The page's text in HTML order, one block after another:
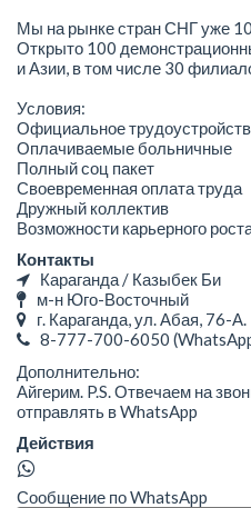
Мы на рынке стран СНГ уже
Открыто 100
и Азии, в том числе 30
Условия:
Официальное
Оплачиваемые больничные
Полный соц пакет
Своевременная оплата труда
Дружный коллектив
Возможности карьерного
Контакты
Караганда / Казыбек Би
м-н Юго-Восточный
г. Караганда, ул. Абая, 76-А.
8-777-700-6050
Дополнительно:
Айгерим. P.S. Отвечаем на
отправлять в WhatsApp
Действия
Сообщение по WhatsApp